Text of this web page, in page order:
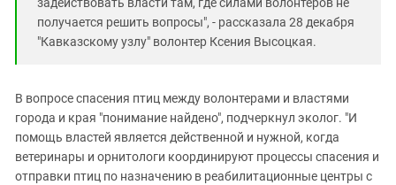
получается решить вопросы", - рассказала 28 декабря
"Кавказскому узлу" волонтер Ксения Высоцкая.
В вопросе спасения птиц между волонтерами и властями
города и края "понимание найдено", подчеркнул эколог. "И
помощь властей является действенной и нужной, когда
ветеринары и орнитологи координируют процессы спасения и
отправки птиц по назначению в реабилитационные центры с